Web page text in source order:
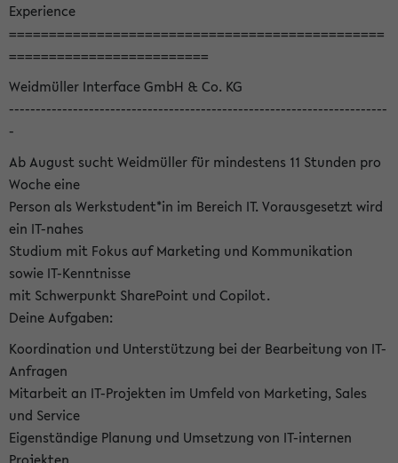
Experience
===============================================
=========================
Weidmüller Interface GmbH & Co. KG
-----------------------------------------------------------------------
-
Ab August sucht Weidmüller für mindestens 11 Stunden pro
Woche eine
Person als Werkstudent*in im Bereich IT. Vorausgesetzt wird
ein IT-nahes
Studium mit Fokus auf Marketing und Kommunikation
sowie IT-Kenntnisse
mit Schwerpunkt SharePoint und Copilot.
Deine Aufgaben:
Koordination und Unterstützung bei der Bearbeitung von IT-
Anfragen
Mitarbeit an IT-Projekten im Umfeld von Marketing, Sales
und Service
Eigenständige Planung und Umsetzung von IT-internen